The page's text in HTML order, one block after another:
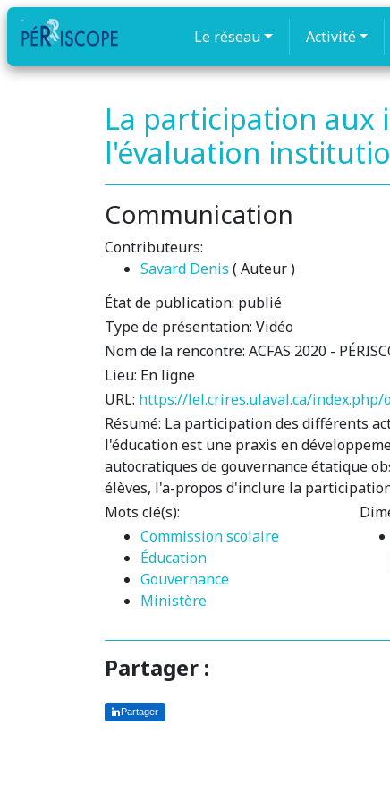
Le réseau Activité
La participation aux
l'évaluation
Communication
Contributeurs:
Savard Denis ( Auteur )
État de publication: publié
Type de présentation: Vidéo
Nom de la rencontre: ACFAS 2020 -
Lieu: En ligne
URL: https://lel.crires.ulaval.ca/
Résumé: La participation des différents
l'éducation est une praxis en
autocratiques de gouvernance étatique
élèves, l'a-propos d'inclure la
Mots clé(s):
Commission scolaire
Éducation
Gouvernance
Ministère
Partager :
Partager